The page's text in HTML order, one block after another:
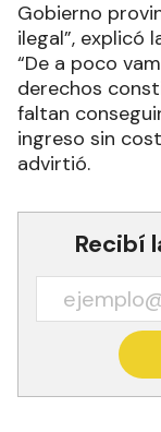
Gobierno
ilegal”, explicó
“De a poco
derechos
faltan
ingreso sin
advirtió.
Recibí